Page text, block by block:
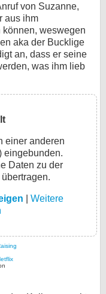
von Suzanne,
aus ihm
weswegen
aka der Bucklige
an, dass er seine
was ihm lieb
einer anderen
eingebunden.
Daten zu der
Weitere